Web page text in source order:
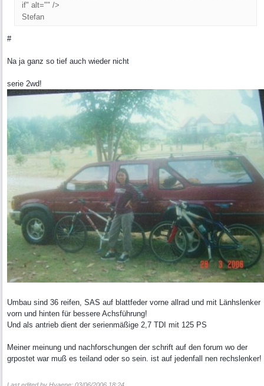
if" alt="" />
Stefan
#
Na ja ganz so tief auch wieder nicht
serie 2wd!
Umbau sind 36 reifen, SAS auf blattfeder vorne allrad und mit Länhslenker
vorn und hinten für bessere Achsführung!
Und als antrieb dient der serienmäßige 2,7 TDI mit 125 PS
Meiner meinung und nachforschungen der schrift auf den forum wo der
grpostet war muß es teiland oder so sein. ist auf jedenfall nen rechslenker!